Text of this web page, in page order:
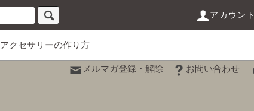
アカウント
アクセサリーの作り方
メルマガ登録・解除 お問い合わせ